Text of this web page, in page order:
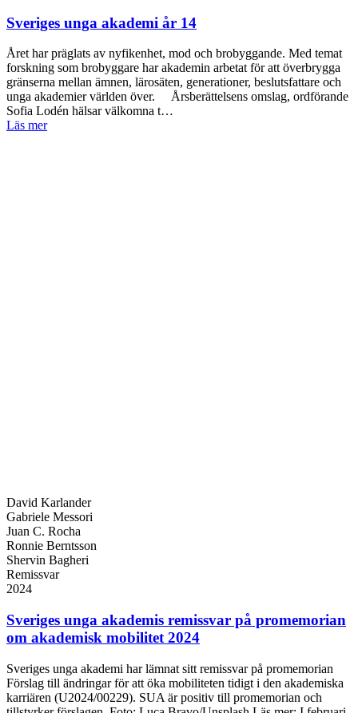
Sveriges unga akademi år 14
Året har präglats av nyfikenhet, mod och brobyggande. Med temat
forskning som brobyggare har akademin arbetat för att överbrygga
gränserna mellan ämnen, lärosäten, generationer, beslutsfattare och
unga akademier världen över. Årsberättelsens omslag, ordförande
Sofia Lodén hälsar välkomna t…
Läs mer
David Karlander
Gabriele Messori
Juan C. Rocha
Ronnie Berntsson
Shervin Bagheri
Remissvar
2024
Sveriges unga akademis remissvar på promemorian
om akademisk mobilitet 2024
Sveriges unga akademi har lämnat sitt remissvar på promemorian
Förslag till ändringar för att öka mobiliteten tidigt i den akademiska
karriären (U2024/00229). SUA är positiv till promemorian och